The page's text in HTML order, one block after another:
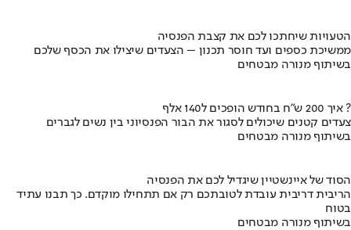
הטעויות שיחתכו לכם את קצבת הפנסיה
ממשיכת כספים ועד חוסר תכנון – הצעדים שיצילו את הכסף שלכם
בשיתוף מנורה מבטחים
איך 200 ש"ח בחודש הופכים ל140 אלף ?
צעדים קטנים שיכולים לסגור את הבור הפנסיוני בין נשים לגברים
בשיתוף מנורה מבטחים
הסוד של איינשטיין שיגדיל לכם את הפנסיה
הריבית דריבית עובדת לטובתכם רק אם תתחילו מוקדם. כך תבנו עתיד
בטוח
בשיתוף מנורה מבטחים